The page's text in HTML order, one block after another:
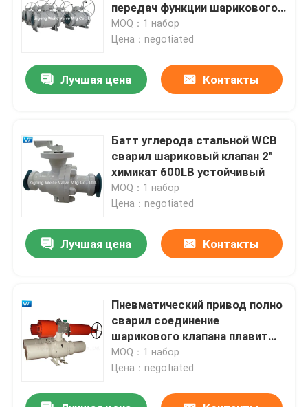
Контакты
Продукция
Клапаны трубопровода природного газа
Клапаны нефтепровода
Шариковый клапан управляемый шестерней
Нержавеющая сталь служила фланцем шариковый
Клапан аварийной остановки
передач функции шарикового
клапана DBB
MOQ：1 набор
Цена：negotiated
Лучшая цена Контакты
Батт углерода стальной WCB
сварил шариковый клапан 2"
химикат 600LB устойчивый
MOQ：1 набор
Цена：negotiated
Лучшая цена Контакты
Пневматический привод полно
сварил соединение
шарикового клапана плавит
методы заварки
MOQ：1 набор
Цена：negotiated